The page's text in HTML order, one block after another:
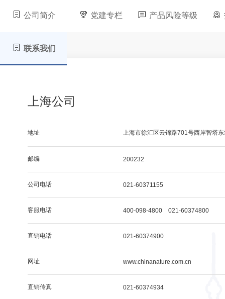
公司简介 党建专栏 产品风险等级
联系我们
上海公司
地址 上海市徐汇区云锦路701号西岸智塔
邮编 200232
公司电话 021-60371155
客服电话 400-098-4800 021-60374800
直销电话 021-60374900
网址 www.chinanature.com.cn
直销传真 021-60374934